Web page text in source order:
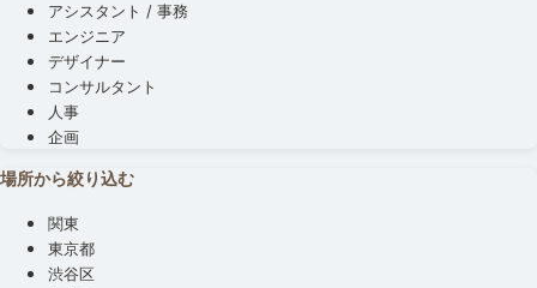
アシスタント / 事務
エンジニア
デザイナー
コンサルタント
人事
企画
場所から絞り込む
関東
東京都
渋谷区